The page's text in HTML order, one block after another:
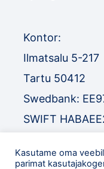
Kontor:
Ilmatsalu 5-217
Tartu 50412
Swedbank:
SWIFT
SWIFT
Kasutame oma
parimat